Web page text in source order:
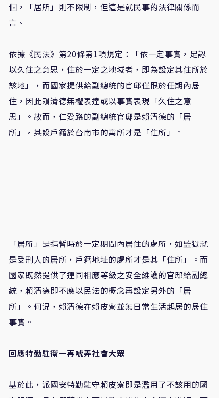
個，「居所」則不限制，但這是就民事的法律關係而
言。
依據《民法》第20條第1項規定：「依一定事實，足認
以久住之意思，住於一定之地域者，即為設定其住所於
該地」，而國家提供給副總統的官邸僅限於任期內居
住，因此賴清德無權表達或以事實表現「久住之意
思」。故而，仁愛路的副總統官邸是賴清德的「居
所」，其設戶籍於台南市的寓所才是「住所」。
「居所」是指暫時於一定期間內居住的處所，如監獄就
是受刑人的居所，戶籍地址的處所才是其「住所」。而
國家既然提供了連同相應等級之安全維護的官邸給副總
統，賴清德即不應以民法的概念再設定另外的「居
所」。何況，賴清德在賴皮寮並無日常生活起居的居住
事實。
回應特勤駐衛一再唬弄社會大眾
基於此，派國安特勤駐守賴皮寮即是濫用了不該用的國